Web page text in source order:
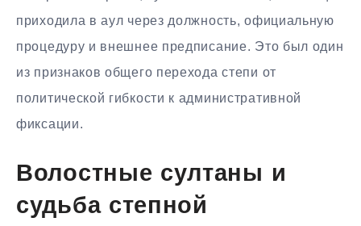
приходила в аул через должность, официальную
процедуру и внешнее предписание. Это был один
из признаков общего перехода степи от
политической гибкости к административной
фиксации.
Волостные султаны и
судьба степной